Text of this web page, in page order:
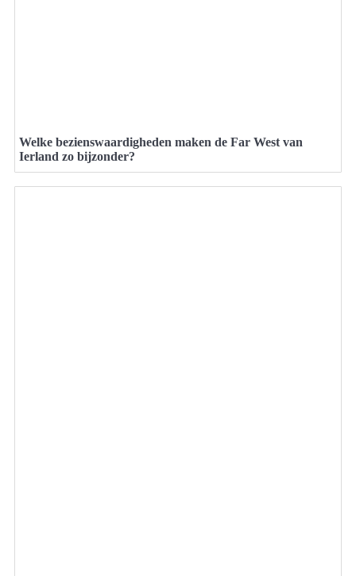
Welke bezienswaardigheden maken de Far West van
Ierland zo bijzonder?